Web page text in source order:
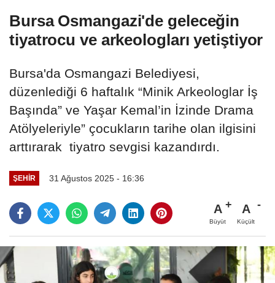
Bursa Osmangazi'de geleceğin
tiyatrocu ve arkeologları yetiştiyor
Bursa'da Osmangazi Belediyesi,
düzenlediği 6 haftalık “Minik Arkeologlar İş
Başında” ve Yaşar Kemal’in İzinde Drama
Atölyeleriyle” çocukların tarihe olan ilgisini
arttırarak tiyatro sevgisi kazandırdı.
ŞEHIR 31 Ağustos 2025 - 16:36
A
Büyüt
A
Küçült